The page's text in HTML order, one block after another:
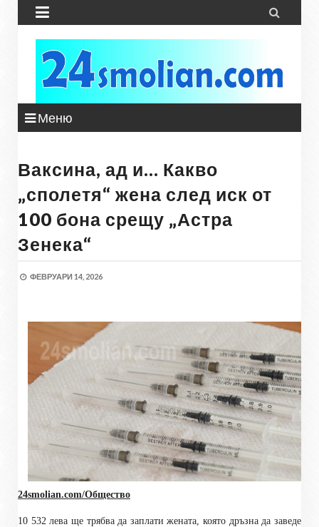
 
Меню
Ваксина, ад и… Какво
„сполетя“ жена след иск от
100 бона срещу „Астра
Зенека“
ФЕВРУАРИ 14, 2026
24smolian.com/Общество
10 532 лева ще трябва да заплати жената, която дръзна да заведе